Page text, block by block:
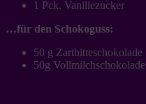
1 Pck. Vanillezucker
…für den Schokoguss:
50 g Zartbitteschokolade
50g Vollmilchschokolade